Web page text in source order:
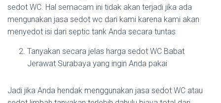
sedot WC. Hal semacam ini tidak akan terjadi jika ada
mengunakan jasa sedot wc dari kami karena kami akan
menyedot isi dari septic tank Anda secara tuntas
Tanyakan secara jelas harga sedot WC Babat
Jerawat Surabaya yang ingin Anda pakai
Jadi jika Anda hendak menggunakan jasa sedot WC atau